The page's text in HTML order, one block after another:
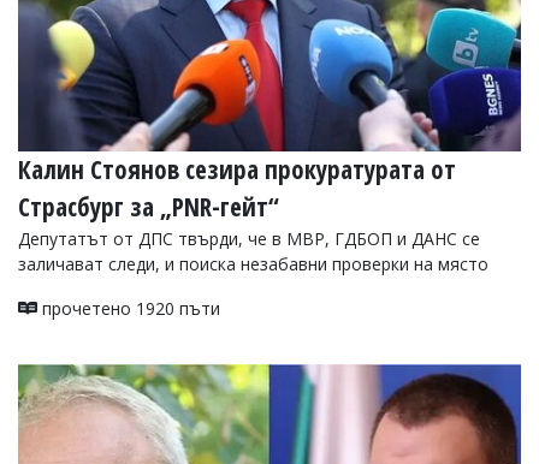
Калин Стоянов сезира прокуратурата от
Страсбург за „PNR-гейт“
Депутатът от ДПС твърди, че в МВР, ГДБОП и ДАНС се
заличават следи, и поиска незабавни проверки на място
прочетено 1920 пъти